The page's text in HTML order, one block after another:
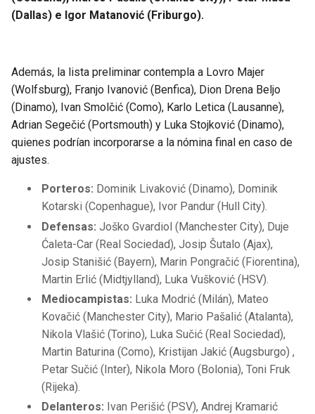
(Dallas) e Igor Matanović (Friburgo).
Además, la lista preliminar contempla a Lovro Majer
(Wolfsburg), Franjo Ivanović (Benfica), Dion Drena Beljo
(Dinamo), Ivan Smolčić (Como), Karlo Letica (Lausanne),
Adrian Segečić (Portsmouth) y Luka Stojković (Dinamo),
quienes podrían incorporarse a la nómina final en caso de
ajustes.
Porteros: Dominik Livaković (Dinamo), Dominik
Kotarski (Copenhague), Ivor Pandur (Hull City).
Defensas: Joško Gvardiol (Manchester City), Duje
Ćaleta-Car (Real Sociedad), Josip Šutalo (Ajax),
Josip Stanišić (Bayern), Marin Pongračić (Fiorentina),
Martin Erlić (Midtjylland), Luka Vušković (HSV).
Mediocampistas: Luka Modrić (Milán), Mateo
Kovačić (Manchester City), Mario Pašalić (Atalanta),
Nikola Vlašić (Torino), Luka Sučić (Real Sociedad),
Martin Baturina (Como), Kristijan Jakić (Augsburgo) ,
Petar Sučić (Inter), Nikola Moro (Bolonia), Toni Fruk
(Rijeka).
Delanteros: Ivan Perišić (PSV), Andrej Kramarić